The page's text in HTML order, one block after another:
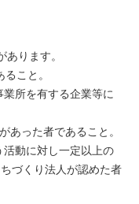
ります。
こと。
所を有する企業等に
あった者であること。
動に対し一定以上の
づくり法人が認めた者